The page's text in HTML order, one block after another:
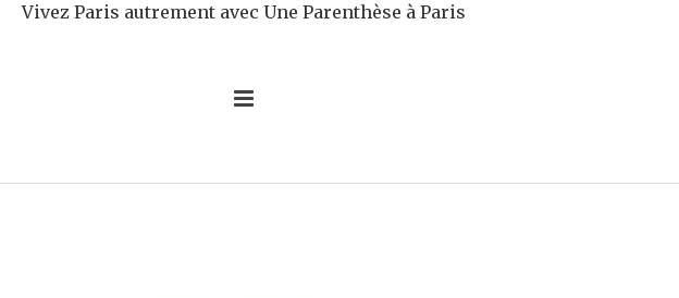
Vivez Paris autrement avec Une Parenthèse à Paris